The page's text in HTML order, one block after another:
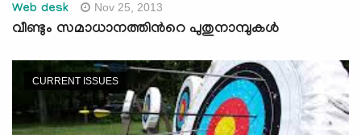
Web desk Nov 25, 2013
വീണ്ടും സമാധാനത്തിന്‍റെ പുതുനാമ്പുകള്‍
CURRENT ISSUES